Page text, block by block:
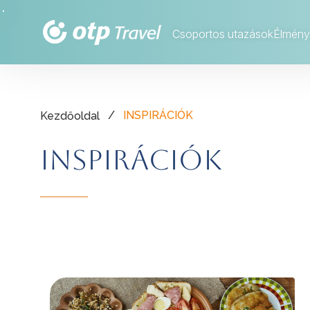
Csoportos utazások
Kezdőoldal / INSPIRÁCIÓK
INSPIRÁCIÓK